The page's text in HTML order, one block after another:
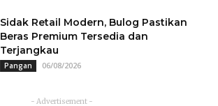
Sidak Retail Modern, Bulog Pastikan
Beras Premium Tersedia dan
Terjangkau
Pangan 06/08/2026
- Advertisement -